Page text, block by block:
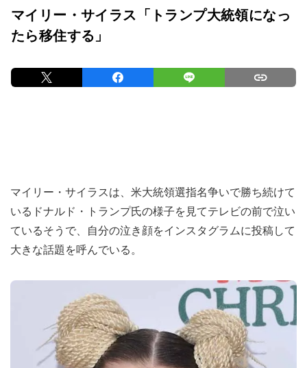
マイリー・サイラス「トランプ大統領になっ
たら移住する」
マイリー・サイラスは、米大統領選指名争いで勝ち続けて
いるドナルド・トランプ氏の様子を見てテレビの前で泣い
ているそうで、自分の泣き顔をインスタグラムに投稿して
大きな話題を呼んでいる。